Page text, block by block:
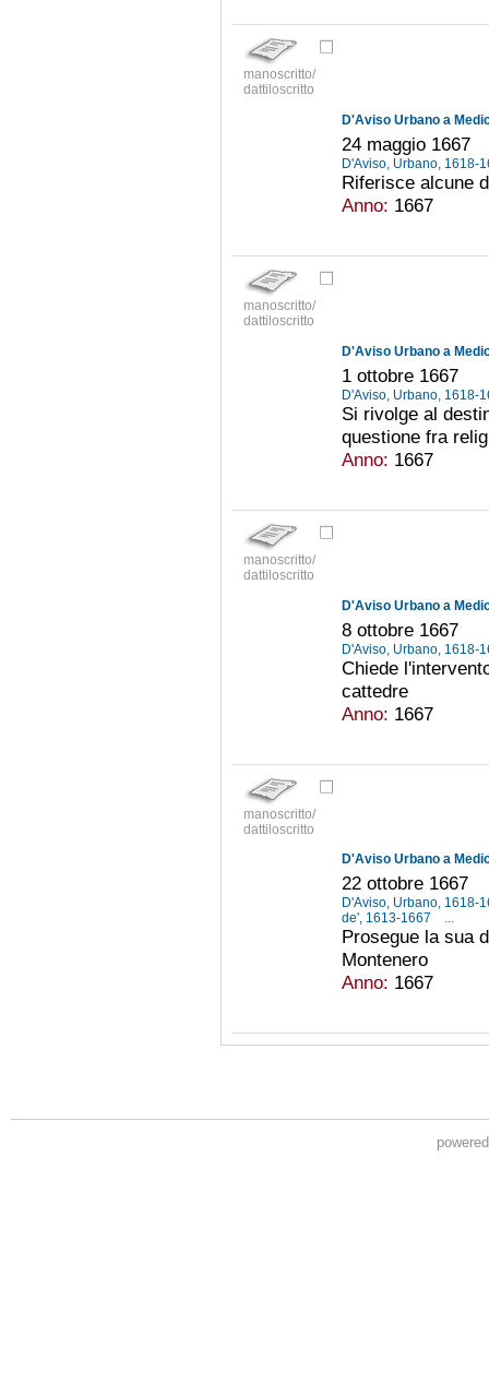
manoscritto/
dattiloscritto
D'Aviso Urbano a
24 maggio 1667
D'Aviso, Urbano, 1618-
Riferisce alcune
Anno: 1667
manoscritto/
dattiloscritto
D'Aviso Urbano a
1 ottobre 1667
D'Aviso, Urbano, 1618-
Si rivolge al
questione fra
Anno: 1667
manoscritto/
dattiloscritto
D'Aviso Urbano a
8 ottobre 1667
D'Aviso, Urbano, 1618-
Chiede
cattedre
Anno: 1667
manoscritto/
dattiloscritto
D'Aviso Urbano a
22 ottobre 1667
D'Aviso, Urbano, 1618-
de', 1613-1667
...
Prosegue la sua
Montenero
Anno: 1667